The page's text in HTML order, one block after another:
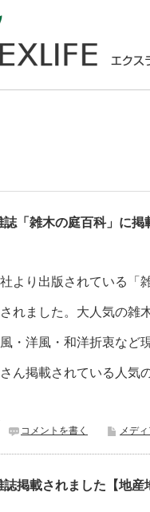
誌「雑木の庭百科」に掲
より出版されている「
れました。大人気の雑
・洋風・和洋折衷など
ん掲載されている人気
コメントを書く メデ
誌掲載されました【地産